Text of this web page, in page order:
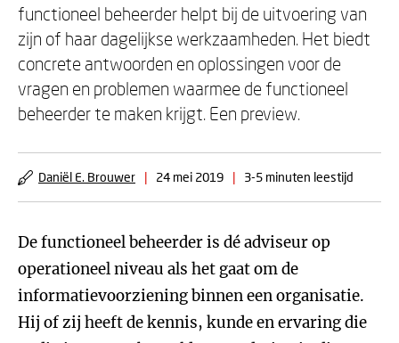
functioneel beheerder helpt bij de uitvoering van
zijn of haar dagelijkse werkzaamheden. Het biedt
concrete antwoorden en oplossingen voor de
vragen en problemen waarmee de functioneel
beheerder te maken krijgt. Een preview.
Daniël E. Brouwer | 24 mei 2019 | 3-5 minuten leestijd
De functioneel beheerder is dé adviseur op
operationeel niveau als het gaat om de
informatievoorziening binnen een organisatie.
Hij of zij heeft de kennis, kunde en ervaring die